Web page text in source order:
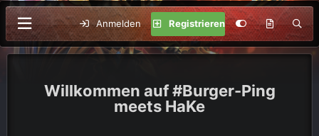
Anmelden Registrieren
#Burger-Ping
meets HaKe